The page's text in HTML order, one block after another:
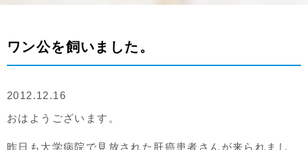
ワン公を飼いました。
2012.12.16
おはようございます。
昨日も大学病院で見放された肝癌患者さんが来られまし